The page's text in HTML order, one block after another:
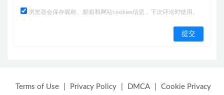
浏览器会保存昵称、邮箱和网站cookies信息，下次评论时使用。
Terms of Use Privacy Policy DMCA Cookie Privacy